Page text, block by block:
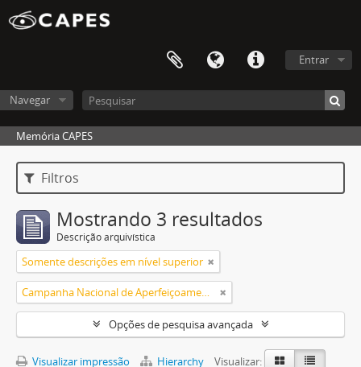
Entrar
Navegar
Memória CAPES
Filtros
Mostrando 3 resultados
Descrição arquivística
Somente descrições em nível superior
Campanha Nacional de Aperfeiçoamento de Pessoal de Nível Superior (CAPES)
Opções de pesquisa avançada
Visualizar impressão Hierarchy
Visualizar: